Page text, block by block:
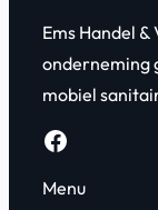
Ems Handel
onderneming
mobiel
Facebook
Menu